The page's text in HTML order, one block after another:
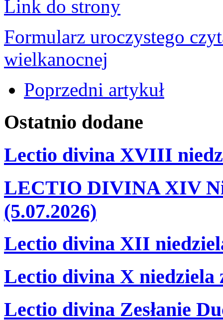
Link do strony
Formularz uroczystego
wielkanocnej
Poprzedni artykuł
Ostatnio dodane
Lectio divina XVIII
LECTIO DIVINA XIV
(5.07.2026)
Lectio divina XII
Lectio divina X niedziela
Lectio divina Zesłanie